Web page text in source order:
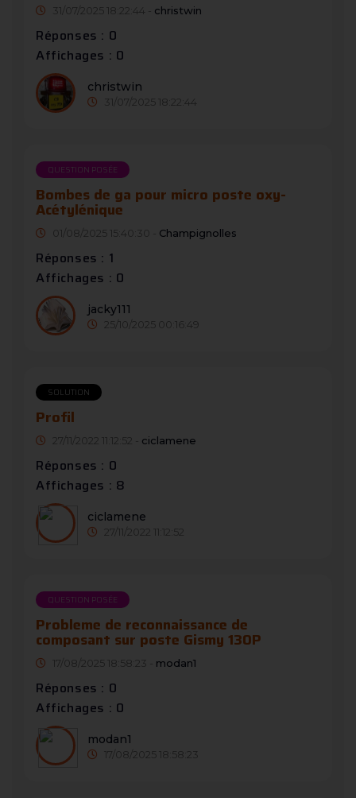
31/07/2025 18:22:44 - christwin
Réponses : 0
Affichages : 0
christwin
31/07/2025 18:22:44
QUESTION POSÉE
Bombes de ga pour micro poste oxy-
Acétylénique
01/08/2025 15:40:30 - Champignolles
Réponses : 1
Affichages : 0
jacky111
25/10/2025 00:16:49
SOLUTION
Profil
27/11/2022 11:12:52 - ciclamene
Réponses : 0
Affichages : 8
ciclamene
27/11/2022 11:12:52
QUESTION POSÉE
Probleme de reconnaissance de
composant sur poste Gismy 130P
17/08/2025 18:58:23 - modan1
Réponses : 0
Affichages : 0
modan1
17/08/2025 18:58:23